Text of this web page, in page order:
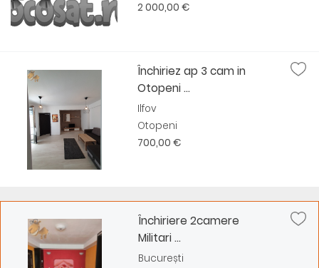
2 000,00 €
Închiriez ap 3 cam in
Otopeni ...
Ilfov
Otopeni
700,00 €
Închiriere 2camere
Militari ...
București